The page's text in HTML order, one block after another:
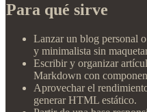
Para qué sirve
Lanzar un blog personal
y minimalista sin
Escribir y organizar
Markdown con
Aprovechar el
generar HTML estático.